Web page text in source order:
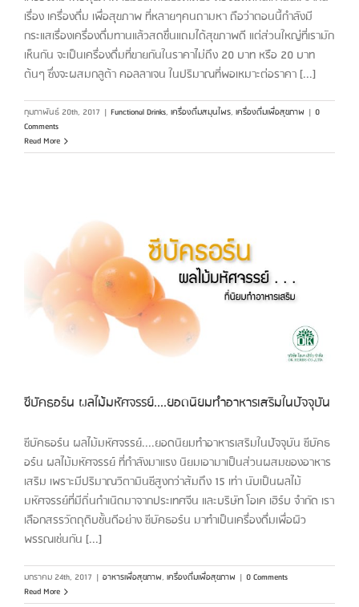
เรื่อง เครื่องดื่ม เพื่อสุขภาพ ที่หลายๆคนถามหา ถือว่าตอนนี้กำลังมี
กระแสเรื่องเครื่องดื่มทานแล้วสดชื่นแถมได้สุขภาพดี แต่ส่วนใหญ่ที่เรามัก
เห็นกัน จะเป็นเครื่องดื่มที่ขายกันในราคาไม่ถึง 20 บาท หรือ 20 บาท
ต้นๆ ซึ่งจะผสมกลูต้า คอลลาเจน ในปริมาณที่พอเหมาะต่อราคา [...]
กุมภาพันธ์ 20th, 2017 | Functional Drinks, เครื่องดื่มสมุนไพร, เครื่องดื่มเพื่อสุขภาพ | 0
Comments
Read More
ซีบัคธอร์น ผลไม้มหัศจรรย์....ยอดนิยมทำอาหารเสริมในปัจจุบัน
ซีบัคธอร์น ผลไม้มหัศจรรย์....ยอดนิยมทำอาหารเสริมในปัจจุบัน ซีบัคธ
อร์น ผลไม้มหัศจรรย์ ที่กำลังมาแรง นิยมเอามาเป็นส่วนผสมของอาหาร
เสริม เพราะมีปริมาณวิตามินซีสูงกว่าส้มถึง 15 เท่า นับเป็นผลไม้
มหัศจรรย์ที่มีถิ่นกำเนิดมาจากประเทศจีน และบริษัท โอเค เฮิร์บ จำกัด เรา
เลือกสรรวัตถุดิบชั้นดีอย่าง ซีบัคธอร์น มาทำเป็นเครื่องดื่มเพื่อผิว
พรรณเช่นกัน [...]
มกราคม 24th, 2017 | อาหารเพื่อสุขภาพ, เครื่องดื่มเพื่อสุขภาพ | 0 Comments
Read More